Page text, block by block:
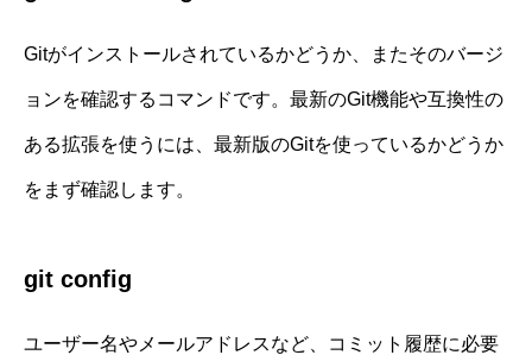
Gitがインストールされているかどうか、またそのバージ
ョンを確認するコマンドです。最新のGit機能や互換性の
ある拡張を使うには、最新版のGitを使っているかどうか
をまず確認します。
git config
ユーザー名やメールアドレスなど、コミット履歴に必要